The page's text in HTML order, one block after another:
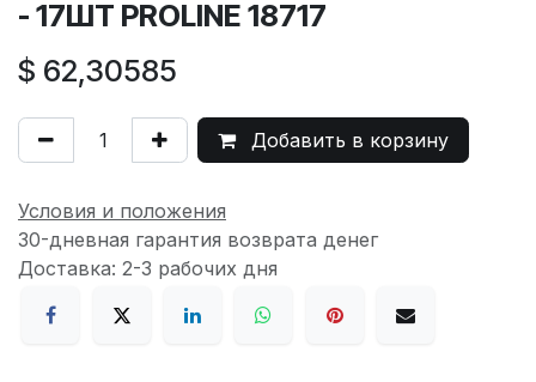
- 17ШТ PROLINE 18717
$ 62,30585
Добавить в корзину
Условия и положения
30-дневная гарантия возврата денег
Доставка: 2-3 рабочих дня